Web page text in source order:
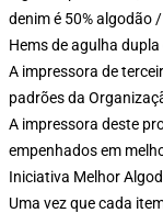
denim é 50% algodão
Hems de agulha
A impressora de
padrões da
A impressora deste
empenhados em
Iniciativa Melhor
Uma vez que cada